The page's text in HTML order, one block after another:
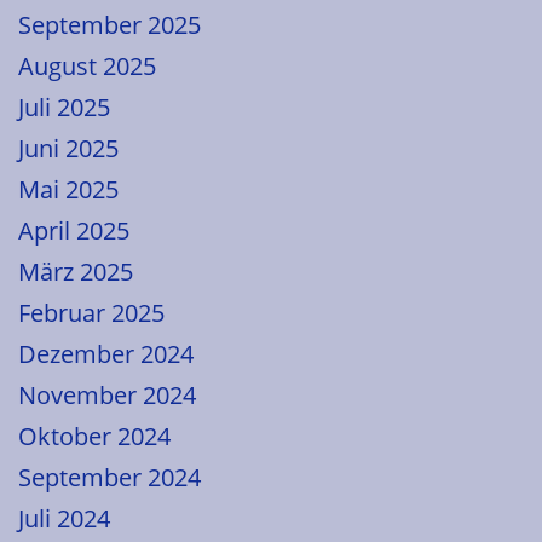
September 2025
August 2025
Juli 2025
Juni 2025
Mai 2025
April 2025
März 2025
Februar 2025
Dezember 2024
November 2024
Oktober 2024
September 2024
Juli 2024